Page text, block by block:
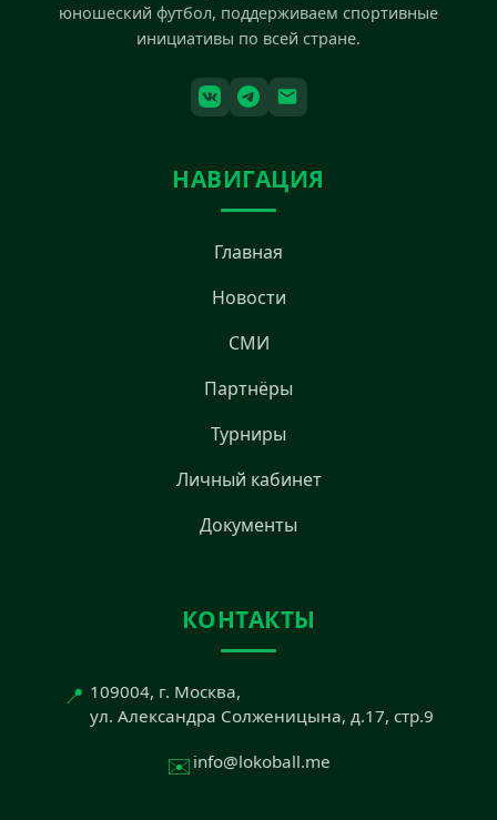
юношеский футбол, поддерживаем спортивные
инициативы по всей стране.
НАВИГАЦИЯ
Главная
Новости
СМИ
Партнёры
Турниры
Личный кабинет
Документы
КОНТАКТЫ
📍 109004, г. Москва,
ул. Александра Солженицына, д.17, стр.9
✉️ info@lokoball.me